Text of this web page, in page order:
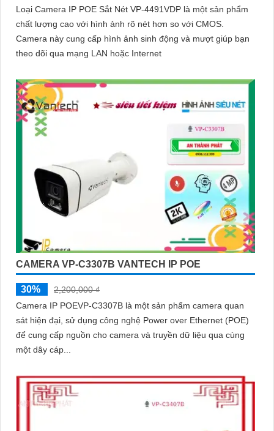
Loại Camera IP POE Sắt Nét VP-4491VDP là một sản phẩm
chất lượng cao với hình ảnh rõ nét hơn so với CMOS.
Camera này cung cấp hình ảnh sinh động và mượt giúp bạn
theo dõi qua mạng LAN hoặc Internet
CAMERA VP-C3307B VANTECH IP POE
30%
2,200,000 ₫
Camera IP POEVP-C3307B là một sản phẩm camera quan
sát hiện đại, sử dụng công nghệ Power over Ethernet (POE)
để cung cấp nguồn cho camera và truyền dữ liệu qua cùng
một dây cáp...